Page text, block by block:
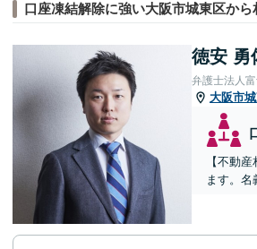
口座凍結解除に強い大阪市城東区か
徳安 勇
弁護士法人
大阪市
【不動
ます。名